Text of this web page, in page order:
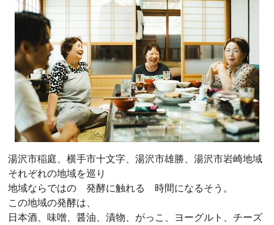
湯沢市稲庭、横手市十文字、湯沢市雄勝、湯沢市岩崎地域
それぞれの地域を巡り
地域ならではの 発酵に触れる 時間になるそう。
この地域の発酵は、
日本酒、味噌、醤油、漬物、がっこ、ヨーグルト、チーズ